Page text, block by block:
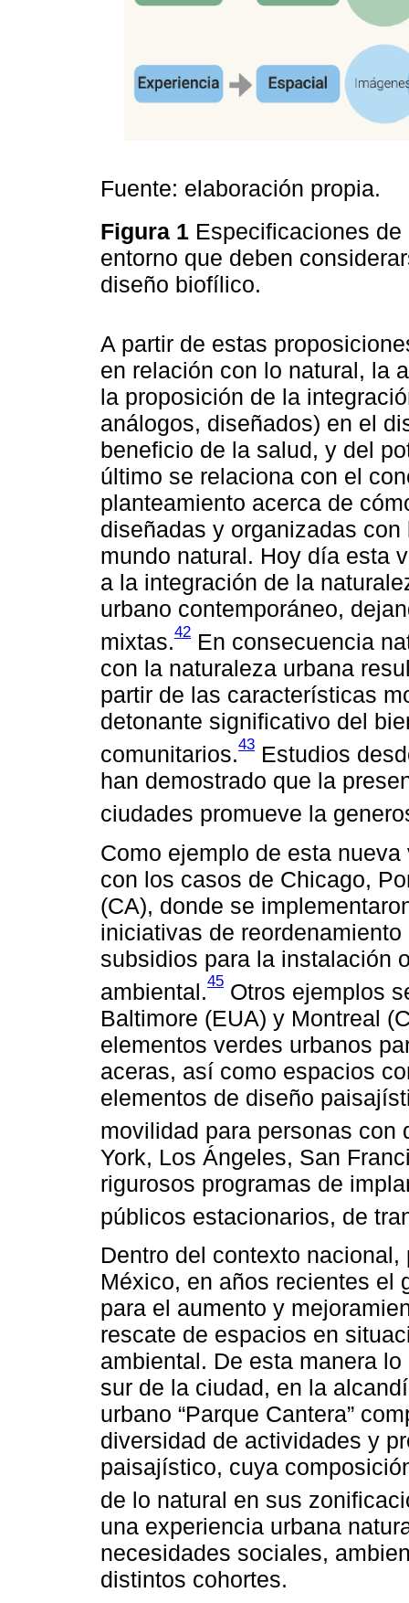
Fuente: elaboración propia.
Figura 1 Especificaciones
entorno que deben
diseño biofílico.
A partir de estas
en relación con lo natural, la
la proposición de la
análogos, diseñados) en el
beneficio de la salud, y del
último se relaciona con el
planteamiento acerca de
diseñadas y organizadas
mundo natural. Hoy día esta
a la integración de la
urbano contemporáneo,
mixtas.42 En consecuencia
con la naturaleza urbana
partir de las características
detonante significativo del
comunitarios.43 Estudios
han demostrado que la
ciudades promueve la
Como ejemplo de esta
con los casos de Chicago,
(CA), donde se
iniciativas de
subsidios para la instalación
ambiental.45 Otros ejemplos
Baltimore (EUA) y Montreal
elementos verdes urbanos
aceras, así como espacios
elementos de diseño
movilidad para personas con
York, Los Ángeles, San
rigurosos programas de
públicos estacionarios, de
Dentro del contexto
México, en años recientes el
para el aumento y
rescate de espacios en
ambiental. De esta manera
sur de la ciudad, en la
urbano “Parque Cantera”
diversidad de actividades y
paisajístico, cuya
de lo natural en sus
una experiencia urbana
necesidades sociales,
distintos cohortes.